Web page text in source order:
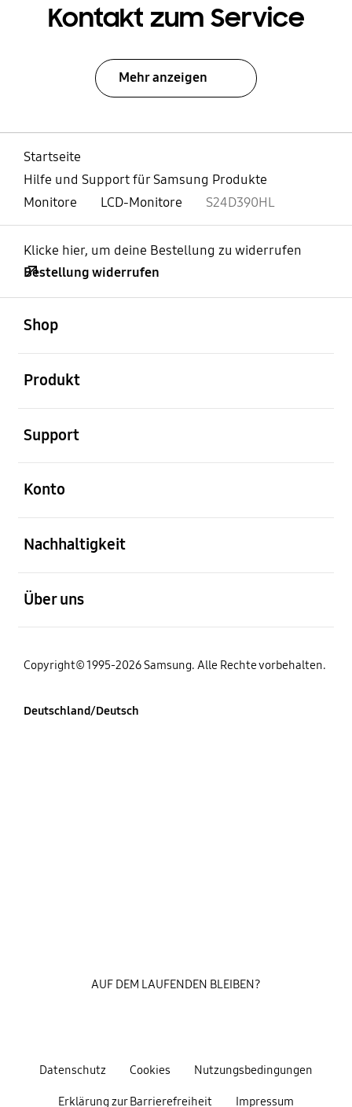
Kontakt zum Service
Mehr anzeigen
Startseite
Hilfe und Support für Samsung Produkte
Monitore
LCD-Monitore S24D390HL
Klicke hier, um deine Bestellung zu widerrufen
Bestellung widerrufen
Shop
Produkt
Support
Konto
Nachhaltigkeit
Über uns
Copyright© 1995-2026 Samsung. Alle Rechte vorbehalten.
Deutschland/Deutsch
Datenschutz Cookies Nutzungsbedingungen
Erklärung zur Barrierefreiheit Impressum
AUF DEM LAUFENDEN BLEIBEN?